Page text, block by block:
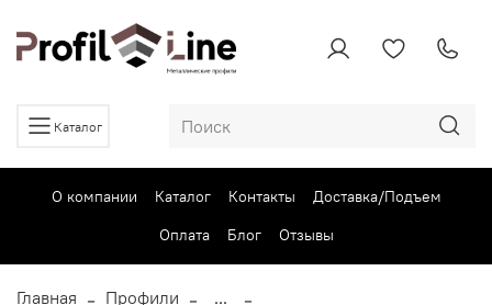
Каталог
О компании Каталог Контакты
Доставка/Подъем
Оплата
Блог Отзывы
Главная Профили
...